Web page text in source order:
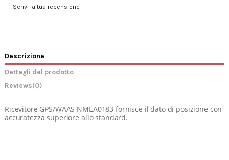
Scrivi la tua recensione
Descrizione
Dettagli del prodotto
Reviews(0)
Ricevitore GPS/WAAS NMEA0183 fornisce il dato di posizione con
accuratezza superiore allo standard.